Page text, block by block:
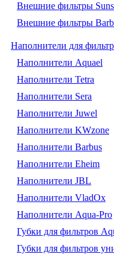
Внешние фильтры
Внешние фильтры
Наполнители для
Наполнители Aquael
Наполнители Tetra
Наполнители Sera
Наполнители Juwel
Наполнители KWzone
Наполнители Barbus
Наполнители Eheim
Наполнители JBL
Наполнители VladOx
Наполнители Aqua-Pro
Губки для фильтров
Губки для фильтров